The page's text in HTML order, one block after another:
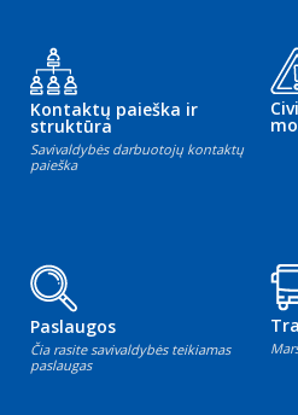
Kontaktų paieška ir
struktūra
Savivaldybės darbuotojų kontaktų
paieška
Paslaugos
Čia rasite savivaldybės teikiamas
paslaugas